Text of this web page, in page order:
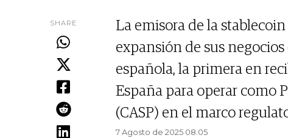
SHARE
La emisora de la
expansión de sus
española, la primera en
España para operar como
(CASP) en el marco
7 Agosto de 2025 08.05